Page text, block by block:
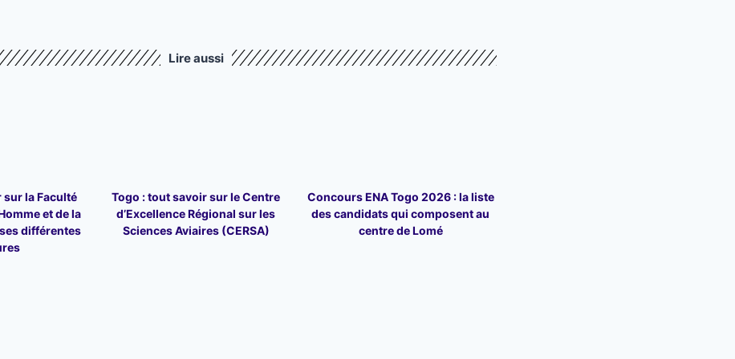
Lire aussi
la Faculté
et de la
différentes
Togo : tout savoir sur le Centre
d’Excellence Régional sur les
Sciences Aviaires (CERSA)
Concours ENA Togo 2026 : la liste
des candidats qui composent au
centre de Lomé